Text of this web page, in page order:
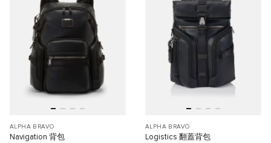
ALPHA BRAVO
Navigation 背包
ALPHA BRAVO
Logistics 翻蓋背包